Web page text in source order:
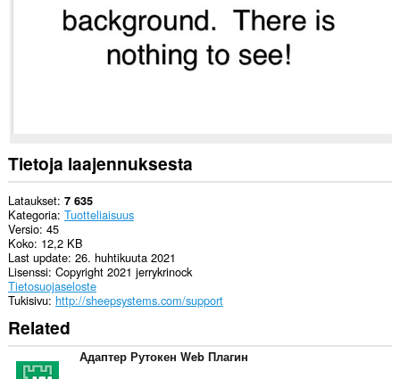
välilehdillesi
ja
selaushistoriaasi.
Tietoja laajennuksesta
Lataukset 7 635
Kategoria Tuotteliaisuus
Versio 45
Koko 12,2 KB
Last update 26. huhtikuuta 2021
Lisenssi Copyright 2021 jerrykrinock
Tietosuojaseloste
Tukisivu http://sheepsystems.com/support
Related
Адаптер Рутокен Web Плагин